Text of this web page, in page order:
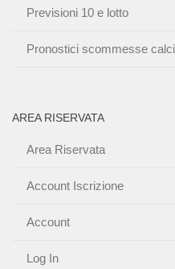
Previsioni 10 e lotto
Pronostici scommesse
AREA RISERVATA
Area Riservata
Account Iscrizione
Account
Log In